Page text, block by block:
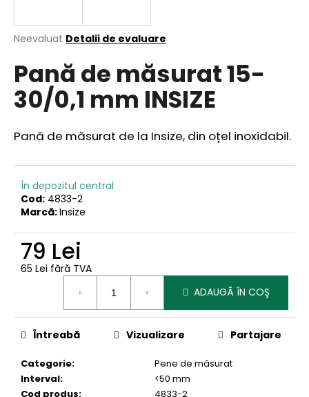
Evaluarea
a
produsului
este
0,0
5
stele.
Neevaluat Detalii de evaluare
Pană de măsurat 15-
30/0,1 mm INSIZE
Pană de măsurat de la Insize, din oțel inoxidabil.
În depozitul central
Cod: 4833-2
Marcă:Insize
79 Lei
65 Lei fără TVA
ADAUGĂ ÎN COŞ
Categorie:
Pene de măsurat
Interval:
<50 mm
Cod produs: 4833-2
Întreabă Vizualizare Partajare
ă
r
e
o
a
n
d
ă